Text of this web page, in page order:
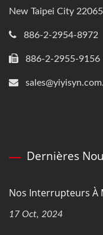
New Taipei City
886-2-2954-8972
886-2-2955-9156
Dernières
Nos Interrupteurs À
17 Oct, 2024